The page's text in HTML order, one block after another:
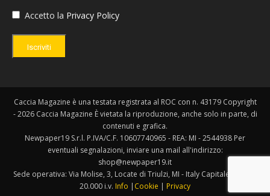
Accetto la Privacy Policy
Iscriviti
Caccia Magazine è una testata registrata al ROC con n. 43179 Copyright
- 2026 Caccia Magazine È vietata la riproduzione, anche solo in parte, di
contenuti e grafica.
Newpaper19 S.r.l. P.IVA/C.F. 10607740965 - REA: MI - 2544938 Per
eventuali segnalazioni, inviare una mail all'indirizzo:
shop@newpaper19.it
Sede operativa: Via Molise, 3, Locate di Triulzi, MI - Italy Capitale Sociale:
20.000 i.v. Info | Cookie | Privacy